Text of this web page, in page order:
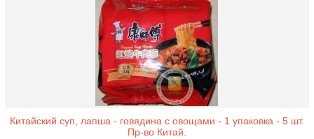
Китайский суп, лапша - говядина с овощами - 1 упаковка - 5 шт.
Пр-во Китай.